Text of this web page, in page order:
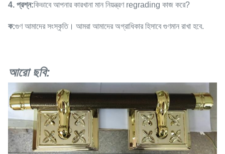
4. প্রশ্ন:কিভাবে আপনার কারখানা মান নিয়ন্ত্রণ regrading কাজ করে?
ক:গুণ আমাদের সংস্কৃতি। আমরা আমাদের অগ্রাধিকার হিসাবে গুণমান রাখা হবে.
আরো ছবি: